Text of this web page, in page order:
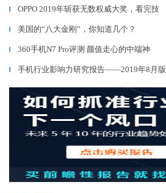
▎ OPPO 2019年斩获无数权威大奖，看完技
▎ 美国的“八大金刚”，你知道几个？
▎ 360手机N7 Pro评测 颜值走心的中端神
▎ 手机行业影响力研究报告——2019年8月版